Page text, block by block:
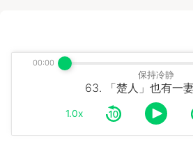
保持冷静
63. 「楚人」也有一
1.0x
00:00